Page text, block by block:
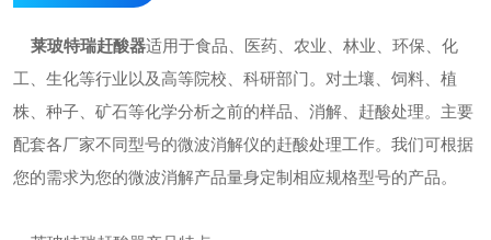
莱玻特瑞赶酸器适用于食品、医药、农业、林业、环保、化
工、生化等行业以及高等院校、科研部门。对土壤、饲料、植
株、种子、矿石等化学分析之前的样品、消解、赶酸处理。主要
配套各厂家不同型号的微波消解仪的赶酸处理工作。我们可根据
您的需求为您的微波消解产品量身定制相应规格型号的产品。